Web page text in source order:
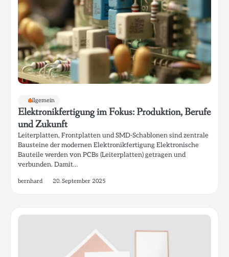
Allgemein
Elektronikfertigung im Fokus: Produktion, Berufe
und Zukunft
Leiterplatten, Frontplatten und SMD-Schablonen sind zentrale
Bausteine der modernen Elektronikfertigung Elektronische
Bauteile werden von PCBs (Leiterplatten) getragen und
verbunden. Damit…
bernhard 20. September 2025